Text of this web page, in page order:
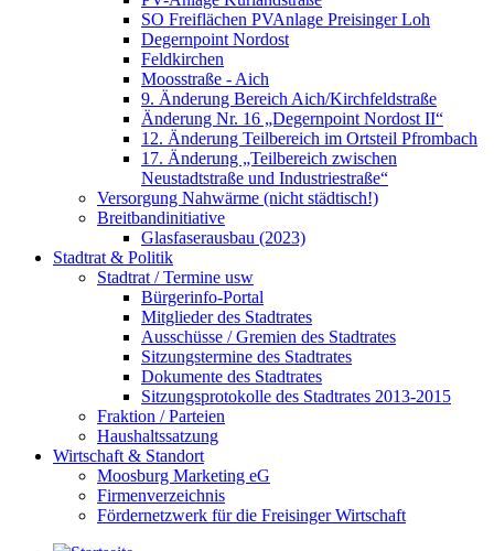
SO Freiflächen PV­Anlage Preisinger Loh
Degernpoint Nordost
Feldkirchen
Moosstraße - Aich
9. Änderung Bereich Aich/Kirchfeldstraße
Änderung Nr. 16 „Degernpoint Nordost II“
12. Änderung Teilbereich im Ortsteil Pfrombach
17. Änderung „Teilbereich zwischen
Neustadtstraße und Industriestraße“
Versorgung Nahwärme (nicht städtisch!)
Breitbandinitiative
Glasfaserausbau (2023)
Stadtrat & Politik
Stadtrat / Termine usw
Bürgerinfo-Portal
Mitglieder des Stadtrates
Ausschüsse / Gremien des Stadtrates
Sitzungstermine des Stadtrates
Dokumente des Stadtrates
Sitzungsprotokolle des Stadtrates 2013-2015
Fraktion / Parteien
Haushaltssatzung
Wirtschaft & Standort
Moosburg Marketing eG
Firmenverzeichnis
Fördernetzwerk für die Freisinger Wirtschaft